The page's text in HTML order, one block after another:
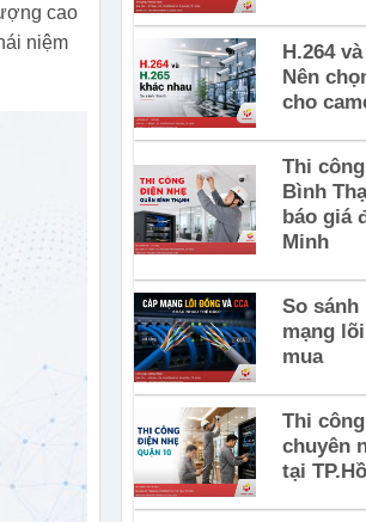
cao
niệm
H.264
Nên
cho
Thi
Bình
báo giá
Minh
So
mạng
mua
Thi
chuyên
tại